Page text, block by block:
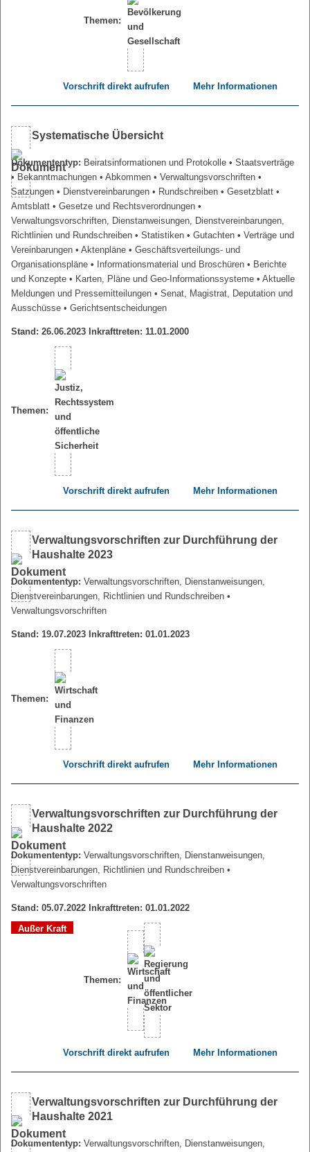
Themen:
Vorschrift direkt aufrufen Mehr Informationen
Systematische Übersicht
Dokumententyp: Beiratsinformationen und Protokolle • Staatsverträge
• Bekanntmachungen • Abkommen • Verwaltungsvorschriften •
Satzungen • Dienstvereinbarungen • Rundschreiben • Gesetzblatt •
Amtsblatt • Gesetze und Rechtsverordnungen •
Verwaltungsvorschriften, Dienstanweisungen, Dienstvereinbarungen,
Richtlinien und Rundschreiben • Statistiken • Gutachten • Verträge und
Vereinbarungen • Aktenpläne • Geschäftsverteilungs- und
Organisationspläne • Informationsmaterial und Broschüren • Berichte
und Konzepte • Karten, Pläne und Geo-Informationssysteme • Aktuelle
Meldungen und Pressemitteilungen • Senat, Magistrat, Deputation und
Ausschüsse • Gerichtsentscheidungen
Stand: 26.06.2023 Inkrafttreten: 11.01.2000
Themen:
Vorschrift direkt aufrufen Mehr Informationen
Verwaltungsvorschriften zur Durchführung der
Haushalte 2023
Dokumententyp: Verwaltungsvorschriften, Dienstanweisungen,
Dienstvereinbarungen, Richtlinien und Rundschreiben •
Verwaltungsvorschriften
Stand: 19.07.2023 Inkrafttreten: 01.01.2023
Themen:
Vorschrift direkt aufrufen Mehr Informationen
Verwaltungsvorschriften zur Durchführung der
Haushalte 2022
Dokumententyp: Verwaltungsvorschriften, Dienstanweisungen,
Dienstvereinbarungen, Richtlinien und Rundschreiben •
Verwaltungsvorschriften
Stand: 05.07.2022 Inkrafttreten: 01.01.2022
Außer Kraft
Themen:
Vorschrift direkt aufrufen Mehr Informationen
Verwaltungsvorschriften zur Durchführung der
Haushalte 2021
Dokumententyp: Verwaltungsvorschriften, Dienstanweisungen,